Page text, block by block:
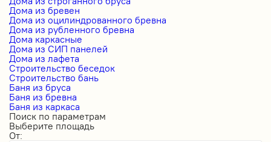
Дома из бревен
Дома из оцилиндрованного бревна
Дома из рубленного бревна
Дома каркасные
Дома из СИП панелей
Дома из лафета
Строительство беседок
Строительство бань
Баня из бруса
Баня из бревна
Баня из каркаса
Поиск по параметрам
Выберите площадь
От: